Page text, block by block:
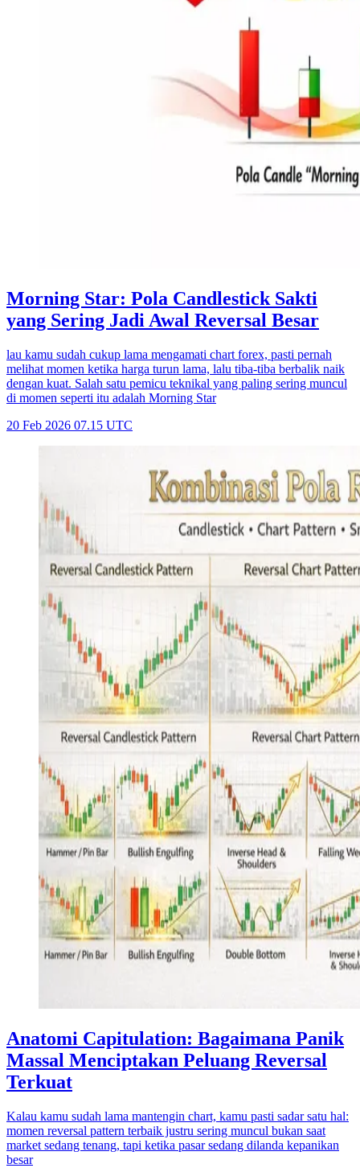
Morning Star: Pola Candlestick Sakti
yang Sering Jadi Awal Reversal Besar
lau kamu sudah cukup lama mengamati chart forex, pasti pernah
melihat momen ketika harga turun lama, lalu tiba-tiba berbalik naik
dengan kuat. Salah satu pemicu teknikal yang paling sering muncul
di momen seperti itu adalah Morning Star
20 Feb 2026 07.15 UTC
Anatomi Capitulation: Bagaimana Panik
Massal Menciptakan Peluang Reversal
Terkuat
Kalau kamu sudah lama mantengin chart, kamu pasti sadar satu hal:
momen reversal pattern terbaik justru sering muncul bukan saat
market sedang tenang, tapi ketika pasar sedang dilanda kepanikan
besar